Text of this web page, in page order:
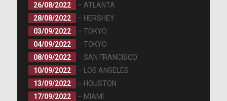
26/08/2022
– ATLANTA
28/08/2022
– HERSHEY
03/09/2022
– TOKYO
04/09/2022
– TOKYO
08/09/2022
– SAN FRANCISCO
10/09/2022
– LOS ANGELES
13/09/2022
– HOUSTON
17/09/2022
– MIAMI